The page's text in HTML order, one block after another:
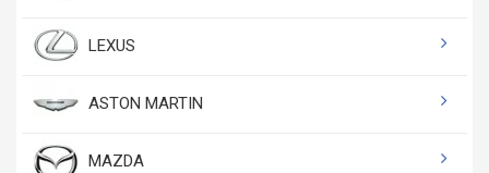
LEXUS
ASTON MARTIN
MAZDA